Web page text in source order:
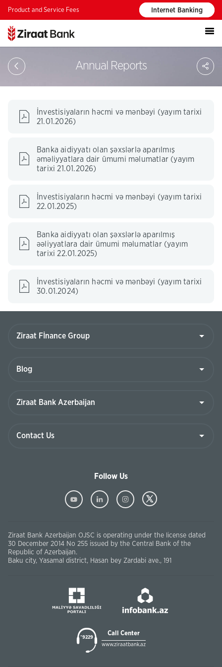
Product and Service Fees Internet Banking
Annual Reports
İnvestisiyaların həcmi və mənbəyi (yayım tarixi
21.01.2026)
Banka aidiyyatı olan şəxslərlə aparılmış
əməliyyatlara dair ümumi məlumatlar (yayım
tarixi 21.01.2026)
İnvestisiyaların həcmi və mənbəyi (yayım tarixi
22.01.2025)
Banka aidiyyatı olan şəxslərlə aparılmış
əəliyyatlara dair ümumi məlumatlar (yayım
tarixi 22.01.2025)
İnvestisiyaların həcmi və mənbəyi (yayım tarixi
30.01.2024)
Follow Us
Ziraat Bank Azerbaijan OJSC is operating under the license dated
30 December 2014 No 255 issued by the Central Bank of the
Republic of Azerbaijan.
Baku city, Yasamal district, Hasan bey Zardabi ave., 191
*9229
Call Center
www.ziraatbank.az